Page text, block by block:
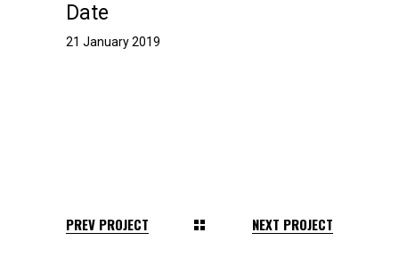
Date
21 January 2019
PREV PROJECT NEXT PROJECT